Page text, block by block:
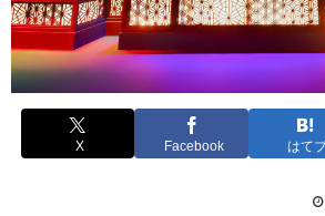
X Facebook はて